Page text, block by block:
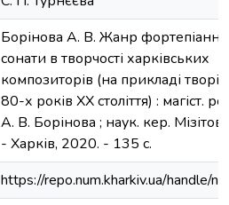
Борінова А. В. Жанр
сонати в творчості харківських
композиторів (на прикладі
80-х років ХХ століття) : магіст.
А. В. Борінова ; наук. кер.
- Харків, 2020. - 135 с.
https://repo.num.kharkiv.ua/handle/